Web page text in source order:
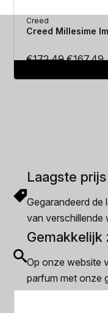
Creed
Creed Millesime
€172.49 €167.49
Laagste prijs
Gegarandeerd de
van verschillende
Gemakkelijk
Op onze website
parfum met onze